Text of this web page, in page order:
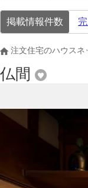
掲載情報件数
注文住宅のハウスネ
仏間